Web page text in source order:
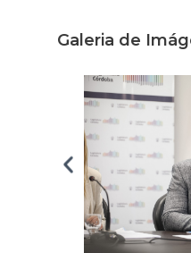
Galeria de